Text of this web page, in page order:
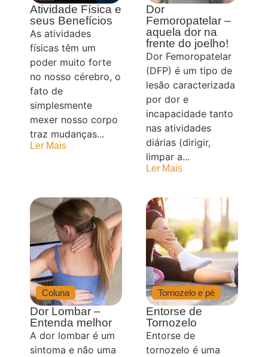
Atividade Física e
seus Benefícios
As atividades
físicas têm um
poder muito forte
no nosso cérebro, o
fato de
simplesmente
mexer nosso corpo
traz mudanças...
Ler Mais
Dor
Femoropatelar –
aquela dor na
frente do joelho!
Dor Femoropatelar
(DFP) é um tipo de
lesão caracterizada
por dor e
incapacidade tanto
nas atividades
diárias (dirigir,
limpar a...
Ler Mais
Coluna
Dor Lombar –
Entenda melhor
A dor lombar é um
sintoma e não uma
Tornozelo e pé
Entorse de
Tornozelo
Entorse de
tornozelo é uma